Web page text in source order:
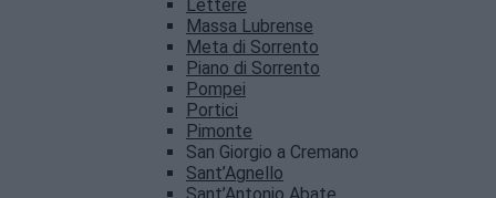
Lettere
Massa Lubrense
Meta di Sorrento
Piano di Sorrento
Pompei
Portici
Pimonte
San Giorgio a Cremano
Sant’Agnello